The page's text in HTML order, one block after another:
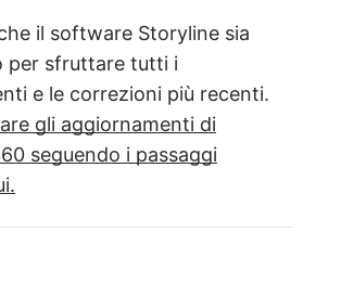
il software Storyline sia
per sfruttare tutti i
e le correzioni più recenti.
gli aggiornamenti di
seguendo i passaggi